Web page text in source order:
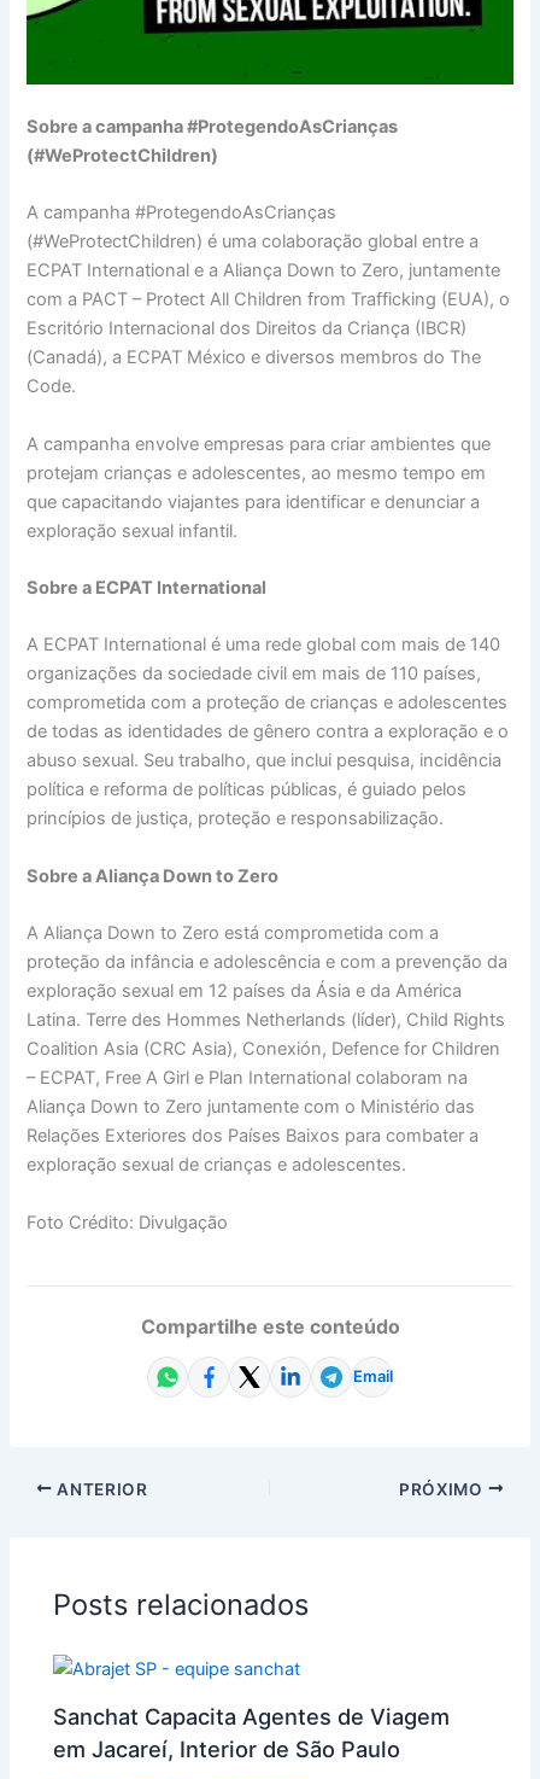
Sobre a campanha #ProtegendoAsCrianças
(#WeProtectChildren)
A campanha #ProtegendoAsCrianças
(#WeProtectChildren) é uma colaboração global entre a
ECPAT International e a Aliança Down to Zero, juntamente
com a PACT – Protect All Children from Trafficking (EUA), o
Escritório Internacional dos Direitos da Criança (IBCR)
(Canadá), a ECPAT México e diversos membros do The
Code.
A campanha envolve empresas para criar ambientes que
protejam crianças e adolescentes, ao mesmo tempo em
que capacitando viajantes para identificar e denunciar a
exploração sexual infantil.
Sobre a ECPAT International
A ECPAT International é uma rede global com mais de 140
organizações da sociedade civil em mais de 110 países,
comprometida com a proteção de crianças e adolescentes
de todas as identidades de gênero contra a exploração e o
abuso sexual. Seu trabalho, que inclui pesquisa, incidência
política e reforma de políticas públicas, é guiado pelos
princípios de justiça, proteção e responsabilização.
Sobre a Aliança Down to Zero
A Aliança Down to Zero está comprometida com a
proteção da infância e adolescência e com a prevenção da
exploração sexual em 12 países da Ásia e da América
Latina. Terre des Hommes Netherlands (líder), Child Rights
Coalition Asia (CRC Asia), Conexión, Defence for Children
– ECPAT, Free A Girl e Plan International colaboram na
Aliança Down to Zero juntamente com o Ministério das
Relações Exteriores dos Países Baixos para combater a
exploração sexual de crianças e adolescentes.
Foto Crédito: Divulgação
Compartilhe este conteúdo
Email
ANTERIOR PRÓXIMO
Posts relacionados
Sanchat Capacita Agentes de Viagem
em Jacareí, Interior de São Paulo